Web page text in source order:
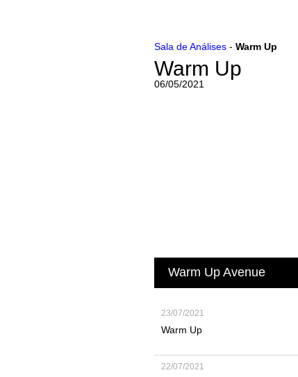
Ir
o
conteúdo
Sala de Análises - Warm Up
Warm Up
06/05/2021
Warm Up Avenue
23/07/2021
Warm Up
22/07/2021